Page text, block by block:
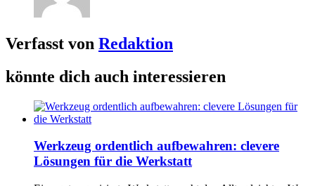
Verfasst von Redaktion
könnte dich auch interessieren
Werkzeug ordentlich aufbewahren: clevere
Lösungen für die Werkstatt